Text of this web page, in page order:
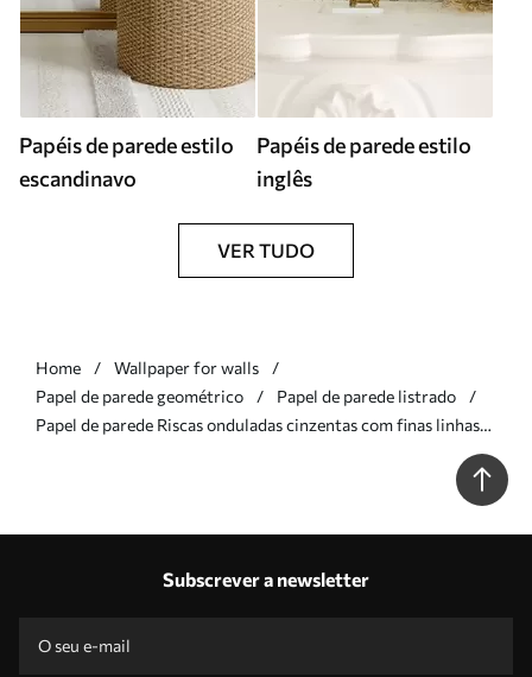
Papéis de parede estilo
escandinavo
Papéis de parede estilo
inglês
VER TUDO
Home
Wallpaper for walls
Papel de parede geométrico
Papel de parede listrado
Papel de parede Riscas onduladas cinzentas com finas linhas
Subscrever a newsletter